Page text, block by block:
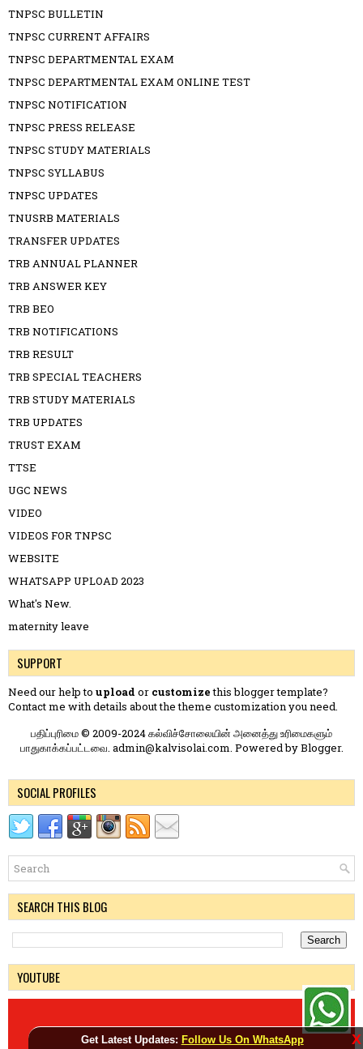
Get Latest Updates: Follow Us On WhatsApp X
TNPSC BULLETIN
TNPSC CURRENT AFFAIRS
TNPSC DEPARTMENTAL EXAM
TNPSC DEPARTMENTAL EXAM ONLINE TEST
TNPSC NOTIFICATION
TNPSC PRESS RELEASE
TNPSC STUDY MATERIALS
TNPSC SYLLABUS
TNPSC UPDATES
TNUSRB MATERIALS
TRANSFER UPDATES
TRB ANNUAL PLANNER
TRB ANSWER KEY
TRB BEO
TRB NOTIFICATIONS
TRB RESULT
TRB SPECIAL TEACHERS
TRB STUDY MATERIALS
TRB UPDATES
TRUST EXAM
TTSE
UGC NEWS
VIDEO
VIDEOS FOR TNPSC
WEBSITE
WHATSAPP UPLOAD 2023
What's New.
maternity leave
SUPPORT
Need our help to upload or customizethis blogger template?
Contact me with details about the theme customization you need.
பதிப்புரிமை © 2009-2024 கல்விச்சோலையின் அனைத்து உரிமைகளும்
பாதுகாக்கப்பட்டவை. admin@kalvisolai.com. Powered byBlogger.
SOCIAL PROFILES
SEARCH THIS BLOG
YOUTUBE